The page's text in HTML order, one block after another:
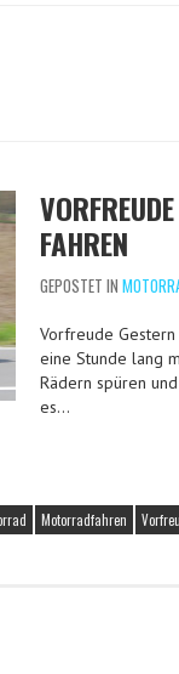
FAHREN
GEPOSTET IN
Vorfreude
eine Stunde lang
Rädern spüren
es…
Motorradfahren